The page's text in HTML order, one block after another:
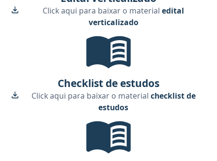
Click aqui para baixar o materialedital
verticalizado
Checklist de estudos
Click aqui para baixar o material checklist de
estudos